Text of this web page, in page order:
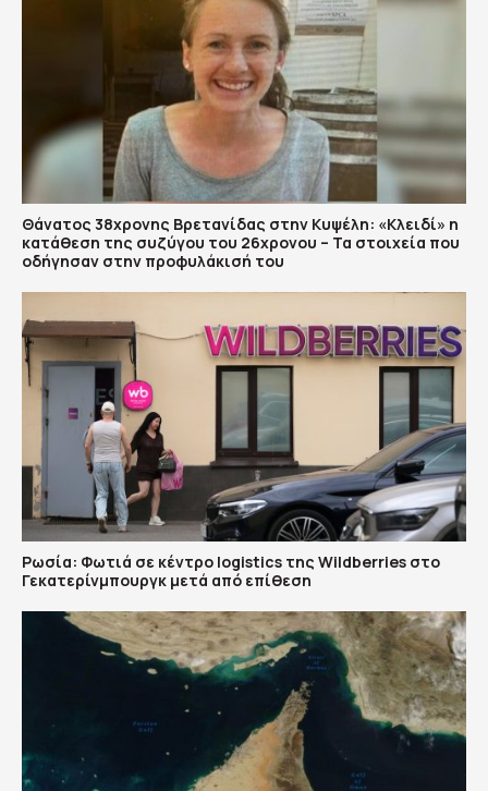
Θάνατος 38χρονης Βρετανίδας στην Κυψέλη: «Κλειδί» η
κατάθεση της συζύγου του 26χρονου – Τα στοιχεία που
οδήγησαν στην προφυλάκισή του
Ρωσία: Φωτιά σε κέντρο logistics της Wildberries στο
Γεκατερίνμπουργκ μετά από επίθεση